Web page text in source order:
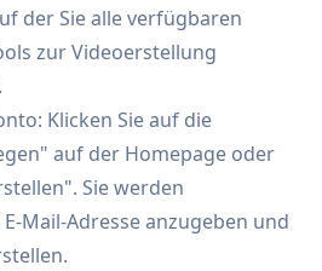
der Sie alle verfügbaren
zur Videoerstellung
Klicken Sie auf die
auf der Homepage oder
Sie werden
Mail-Adresse anzugeben und